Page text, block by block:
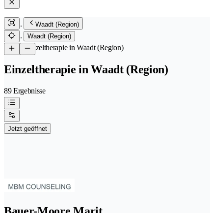
Waadt (Region)
Waadt (Region)
/Einzeltherapie in Waadt (Region)
Einzeltherapie in Waadt (Region)
89 Ergebnisse
Jetzt geöffnet